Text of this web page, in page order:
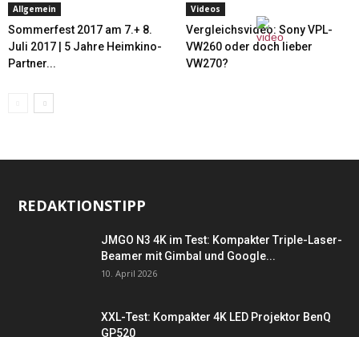
Allgemein
Sommerfest 2017 am 7.+ 8.
Juli 2017 | 5 Jahre Heimkino-
Partner...
Videos
Vergleichsvideo: Sony VPL-
VW260 oder doch lieber
VW270?
REDAKTIONSTIPP
JMGO N3 4K im Test: Kompakter Triple-Laser-
Beamer mit Gimbal und Google...
10. April 2026
XXL-Test: Kompakter 4K LED Projektor BenQ
GP520